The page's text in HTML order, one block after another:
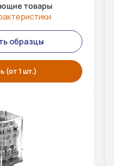
товары
образцы
(от 1 шт.)